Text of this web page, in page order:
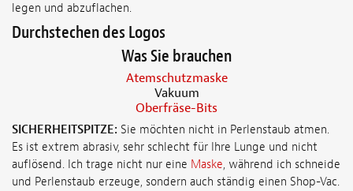
legen und abzuflachen.
Durchstechen des Logos
Was Sie brauchen
Atemschutzmaske
Vakuum
Oberfräse-Bits
SICHERHEITSPITZE: Sie möchten nicht in Perlenstaub atmen.
Es ist extrem abrasiv, sehr schlecht für Ihre Lunge und nicht
auflösend. Ich trage nicht nur eine Maske, während ich schneide
und Perlenstaub erzeuge, sondern auch ständig einen Shop-Vac.